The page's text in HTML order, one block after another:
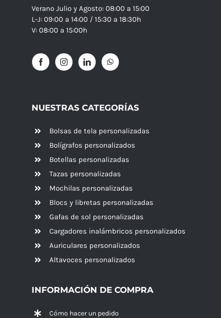
Verano Julio y Agosto: 08:00 a 15:00
L-J: 09:00 a 14:00 / 15:30 a 18:30h
V: 08:00 a 15:00h
NUESTRAS CATEGORÍAS
Bolsas de tela personalizadas
Bolígrafos personalizados
Botellas personalizadas
Tazas personalizadas
Mochilas personalizadas
Blocs y libretas personalizadas
Gafas de sol personalizadas
Cargadores inalámbricos personalizados
Auriculares personalizados
Altavoces personalizados
INFORMACIÓN DE COMPRA
Cómo hacer un pedido